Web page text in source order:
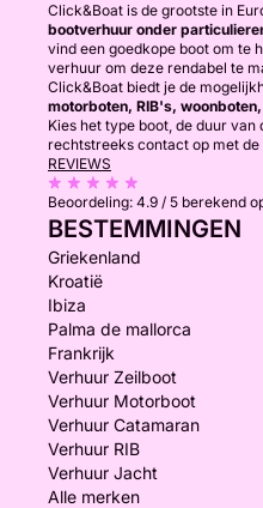
Click&Boat is de grootste in
bootverhuur onder
vind een goedkope boot om te
verhuur om deze rendabel te
Click&Boat biedt je de
motorboten, RIB's,
Kies het type boot, de duur van
rechtstreeks contact op met
REVIEWS
Beoordeling: 4.9 / 5 berekend
BESTEMMINGEN
Griekenland
Kroatië
Ibiza
Palma de mallorca
Frankrijk
Verhuur Zeilboot
Verhuur Motorboot
Verhuur Catamaran
Verhuur RIB
Verhuur Jacht
Alle merken